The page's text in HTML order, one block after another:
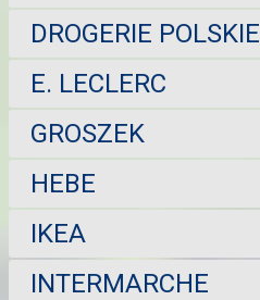
DROGERIE POLSKIE
E. LECLERC
GROSZEK
HEBE
IKEA
INTERMARCHE